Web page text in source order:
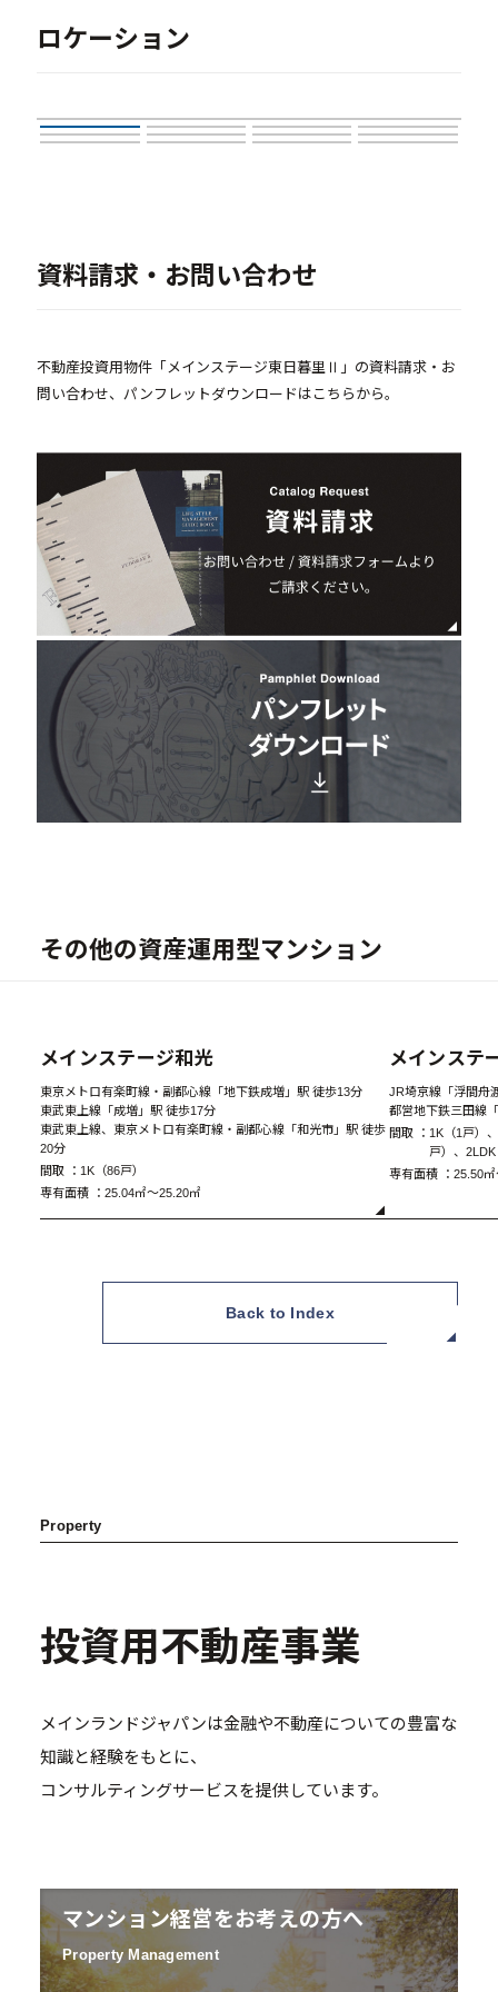
ロケーション
資料請求・お問い合わせ
不動産投資用物件「メインステージ東日暮里Ⅱ」の資料請求・お
問い合わせ、パンフレットダウンロードはこちらから。
その他の資産運用型マンション
メインステージ和光
東京メトロ有楽町線・副都心線「地下鉄成増」駅 徒歩13分
東武東上線「成増」駅 徒歩17分
東武東上線、東京メトロ有楽町線・副都心線「和光市」駅 徒歩
20分
間取 ： 1K（86戸）
専有面積 ： 25.04㎡～25.20㎡
メインステ
JR埼京線「浮間舟
都営地下鉄三田線
間取 ： 1K（1戸）
戸）、
専有面積 ： 25.50
Back to Index
Property
投資用不動産事業
メインランドジャパンは金融や不動産についての豊富な
知識と経験をもとに、
コンサルティングサービスを提供しています。
マンション経営をお考えの方へ
Property Management